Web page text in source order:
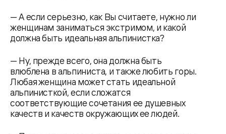
— А если серьезно, как Вы считаете, нужно ли
женщинам заниматься экстримом, и какой
должна быть идеальная альпинистка?
— Ну, прежде всего, она должна быть
влюблена в альпиниста, и также любить горы.
Любая женщина может стать идеальной
альпинисткой, если сложатся
соответствующие сочетания ее душевных
качеств и качеств окружающих ее людей.